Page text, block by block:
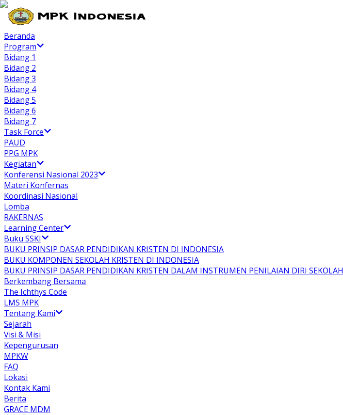
Beranda
Program
Bidang 1
Bidang 2
Bidang 3
Bidang 4
Bidang 5
Bidang 6
Bidang 7
Task Force
PAUD
PPG MPK
Kegiatan
Konferensi Nasional 2023
Materi Konfernas
Koordinasi Nasional
Lomba
RAKERNAS
Learning Center
Buku SSKI
BUKU PRINSIP DASAR PENDIDIKAN KRISTEN DI INDONESIA
BUKU KOMPONEN SEKOLAH KRISTEN DI INDONESIA
BUKU PRINSIP DASAR PENDIDIKAN KRISTEN DALAM INSTRUMEN PENILAIAN DIRI SEKOLAH
Berkembang Bersama
The Ichthys Code
LMS MPK
Tentang Kami
Sejarah
Visi & Misi
Kepengurusan
MPKW
FAQ
Lokasi
Kontak Kami
Berita
GRACE MDM